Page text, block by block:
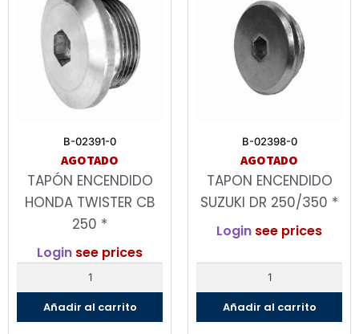
B-02391-0
AGOTADO
TAPÓN ENCENDIDO
HONDA TWISTER CB
250 *
Login see prices
Añadir al carrito
B-02398-0
AGOTADO
TAPON ENCENDIDO
SUZUKI DR 250/350 *
Login see prices
Añadir al carrito